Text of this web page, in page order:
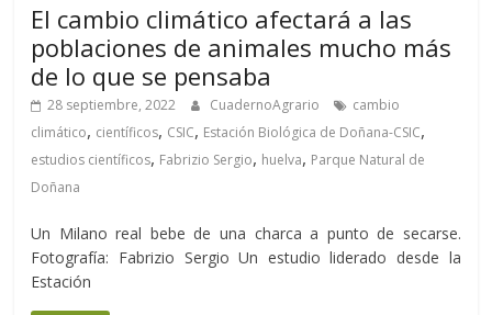
El cambio climático afectará a las
poblaciones de animales mucho más
de lo que se pensaba
28 septiembre, 2022 CuadernoAgrario
cambio
climático, científicos, CSIC, Estación Biológica de Doñana-CSIC,
estudios científicos, Fabrizio Sergio, huelva, Parque Natural de
Doñana
Un Milano real bebe de una charca a punto de secarse.
Fotografía: Fabrizio Sergio Un estudio liderado desde la
Estación